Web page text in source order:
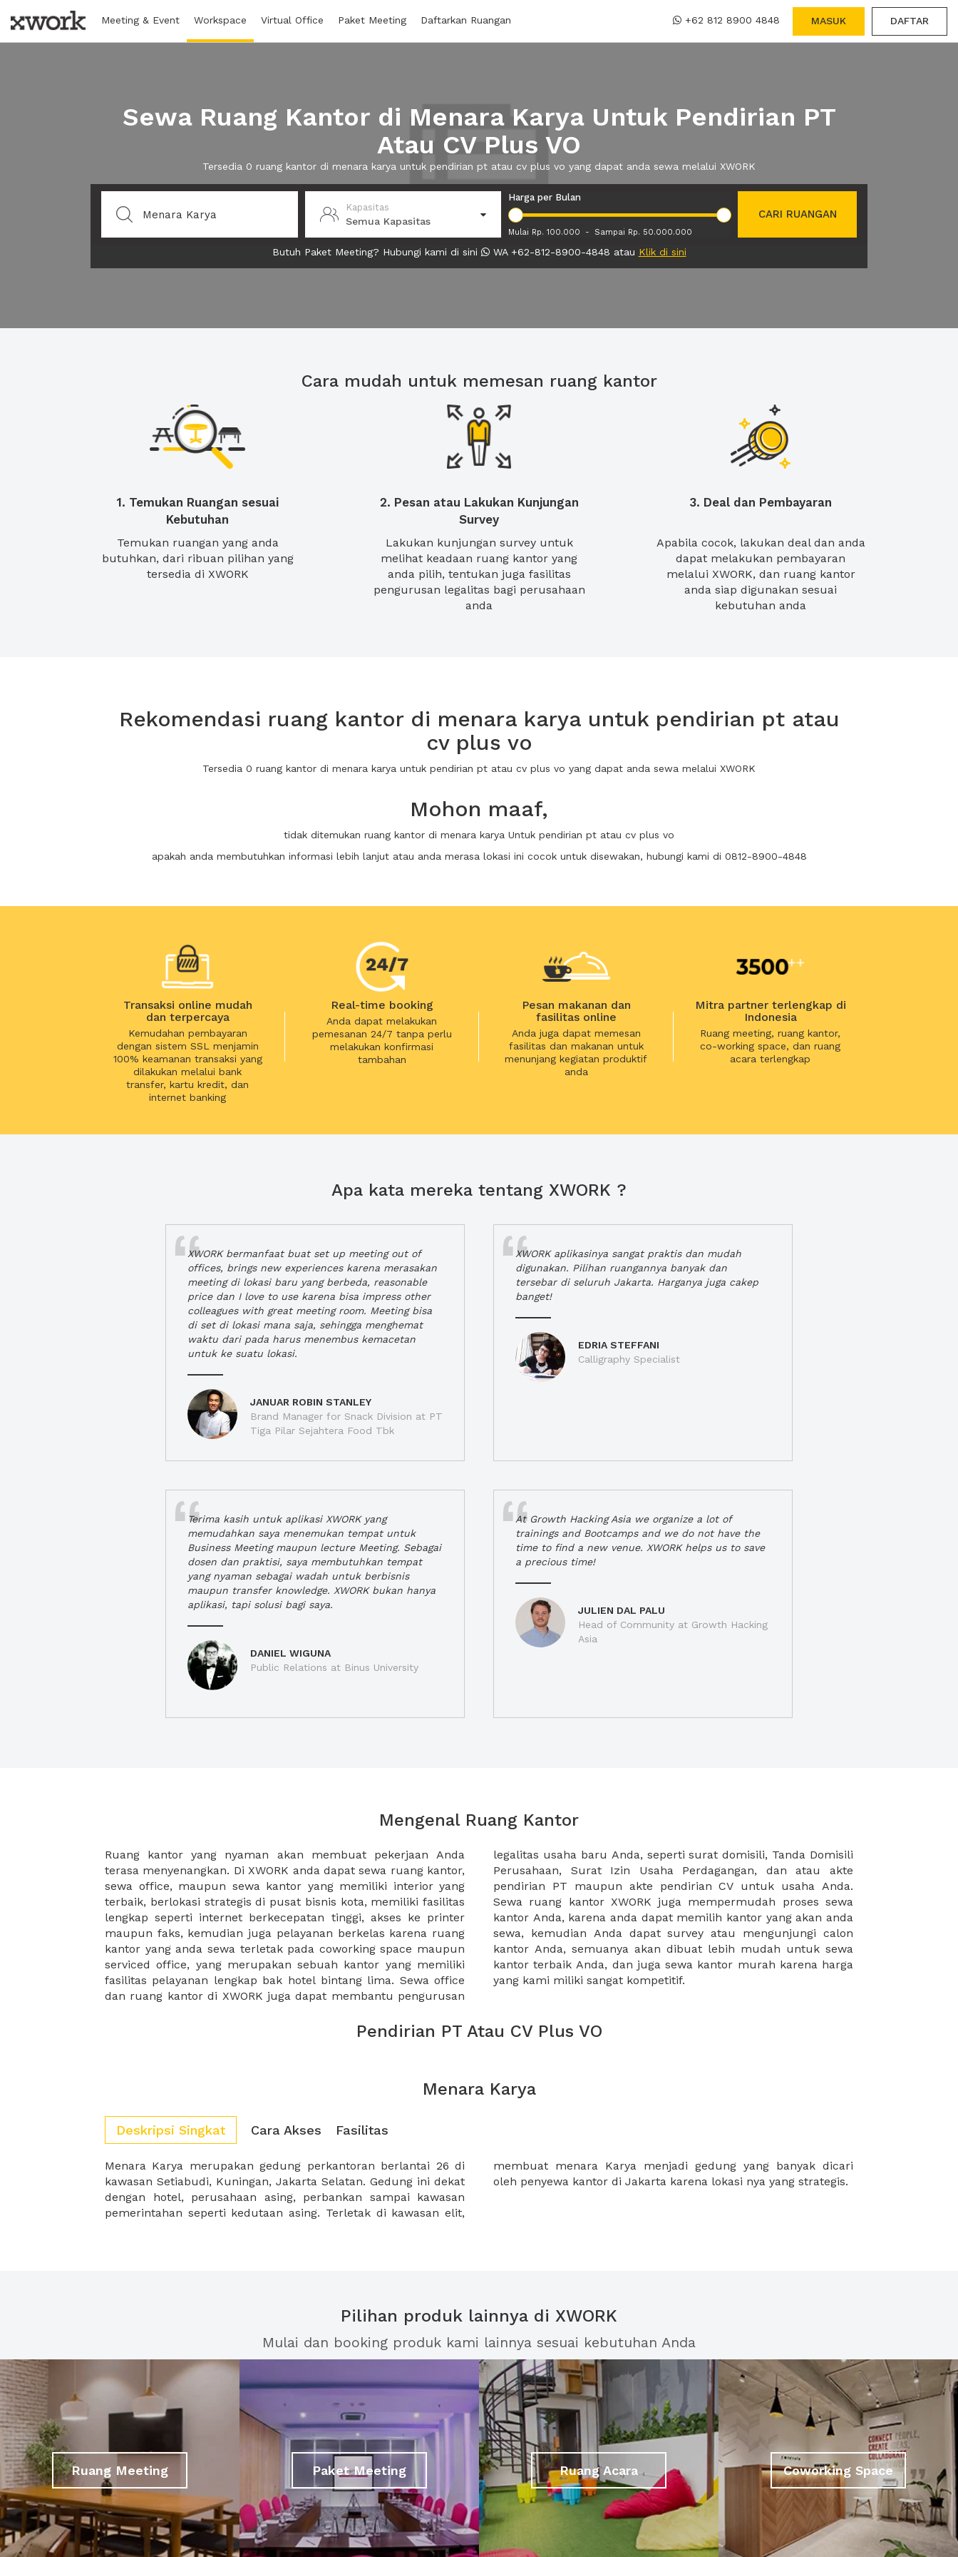
Meeting & Event Workspace Virtual Office Paket Meeting Daftarkan Ruangan +62 812 8900 4848 MASUK DAFTAR
Sewa Ruang Kantor di Menara Karya Untuk Pendirian PT
Atau CV Plus VO
Tersedia 0 ruang kantor di menara karya untuk pendirian pt atau cv plus vo yang dapat anda sewa melalui XWORK
Kapasitas
Semua Kapasitas
Harga per Bulan
Mulai Rp. 100.000 - Sampai Rp. 50.000.000
CARI RUANGAN
Butuh Paket Meeting? Hubungi kami di sini WA +62-812-8900-4848 atau Klik di sini
Cara mudah untuk memesan ruang kantor
1. Temukan Ruangan sesuai
Kebutuhan
Temukan ruangan yang anda
butuhkan, dari ribuan pilihan yang
tersedia di XWORK
2. Pesan atau Lakukan Kunjungan
Survey
Lakukan kunjungan survey untuk
melihat keadaan ruang kantor yang
anda pilih, tentukan juga fasilitas
pengurusan legalitas bagi perusahaan
anda
3. Deal dan Pembayaran
Apabila cocok, lakukan deal dan anda
dapat melakukan pembayaran
melalui XWORK, dan ruang kantor
anda siap digunakan sesuai
kebutuhan anda
Rekomendasi ruang kantor di menara karya untuk pendirian pt atau
cv plus vo
Tersedia 0 ruang kantor di menara karya untuk pendirian pt atau cv plus vo yang dapat anda sewa melalui XWORK
Mohon maaf,
tidak ditemukan ruang kantor di menara karya Untuk pendirian pt atau cv plus vo
apakah anda membutuhkan informasi lebih lanjut atau anda merasa lokasi ini cocok untuk disewakan, hubungi kami di 0812-8900-4848
Transaksi online mudah
dan terpercaya
Kemudahan pembayaran
dengan sistem SSL menjamin
100% keamanan transaksi yang
dilakukan melalui bank
transfer, kartu kredit, dan
internet banking
Real-time booking
Anda dapat melakukan
pemesanan 24/7 tanpa perlu
melakukan konfirmasi
tambahan
Pesan makanan dan
fasilitas online
Anda juga dapat memesan
fasilitas dan makanan untuk
menunjang kegiatan produktif
anda
Mitra partner terlengkap di
Indonesia
Ruang meeting, ruang kantor,
co-working space, dan ruang
acara terlengkap
Apa kata mereka tentang XWORK ?
XWORK bermanfaat buat set up meeting out of
offices, brings new experiences karena merasakan
meeting di lokasi baru yang berbeda, reasonable
price dan I love to use karena bisa impress other
colleagues with great meeting room. Meeting bisa
di set di lokasi mana saja, sehingga menghemat
waktu dari pada harus menembus kemacetan
untuk ke suatu lokasi.
JANUAR ROBIN STANLEY
Brand Manager for Snack Division at PT
Tiga Pilar Sejahtera Food Tbk
XWORK aplikasinya sangat praktis dan mudah
digunakan. Pilihan ruangannya banyak dan
tersebar di seluruh Jakarta. Harganya juga cakep
banget!
EDRIA STEFFANI
Calligraphy Specialist
Terima kasih untuk aplikasi XWORK yang
memudahkan saya menemukan tempat untuk
Business Meeting maupun lecture Meeting. Sebagai
dosen dan praktisi, saya membutuhkan tempat
yang nyaman sebagai wadah untuk berbisnis
maupun transfer knowledge. XWORK bukan hanya
aplikasi, tapi solusi bagi saya.
DANIEL WIGUNA
Public Relations at Binus University
At Growth Hacking Asia we organize a lot of
trainings and Bootcamps and we do not have the
time to find a new venue. XWORK helps us to save
a precious time!
JULIEN DAL PALU
Head of Community at Growth Hacking
Asia
Mengenal Ruang Kantor
Ruang kantor yang nyaman akan membuat pekerjaan Anda
terasa menyenangkan. Di XWORK anda dapat sewa ruang kantor,
sewa office, maupun sewa kantor yang memiliki interior yang
terbaik, berlokasi strategis di pusat bisnis kota, memiliki fasilitas
lengkap seperti internet berkecepatan tinggi, akses ke printer
maupun faks, kemudian juga pelayanan berkelas karena ruang
kantor yang anda sewa terletak pada coworking space maupun
serviced office, yang merupakan sebuah kantor yang memiliki
fasilitas pelayanan lengkap bak hotel bintang lima. Sewa office
dan ruang kantor di XWORK juga dapat membantu pengurusan
legalitas usaha baru Anda, seperti surat domisili, Tanda Domisili
Perusahaan, Surat Izin Usaha Perdagangan, dan atau akte
pendirian PT maupun akte pendirian CV untuk usaha Anda.
Sewa ruang kantor XWORK juga mempermudah proses sewa
kantor Anda, karena anda dapat memilih kantor yang akan anda
sewa, kemudian Anda dapat survey atau mengunjungi calon
kantor Anda, semuanya akan dibuat lebih mudah untuk sewa
kantor terbaik Anda, dan juga sewa kantor murah karena harga
yang kami miliki sangat kompetitif.
Pendirian PT Atau CV Plus VO
Menara Karya
Deskripsi Singkat Cara Akses Fasilitas
Menara Karya merupakan gedung perkantoran berlantai 26 di
kawasan Setiabudi, Kuningan, Jakarta Selatan. Gedung ini dekat
dengan hotel, perusahaan asing, perbankan sampai kawasan
pemerintahan seperti kedutaan asing. Terletak di kawasan elit,
membuat menara Karya menjadi gedung yang banyak dicari
oleh penyewa kantor di Jakarta karena lokasi nya yang strategis.
Pilihan produk lainnya di XWORK
Mulai dan booking produk kami lainnya sesuai kebutuhan Anda
Ruang Meeting Paket Meeting Ruang Acara Coworking Space